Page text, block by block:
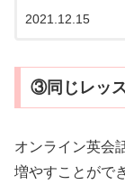
2021.12.15
③同じレッ
オンライン英会
増やすことがで